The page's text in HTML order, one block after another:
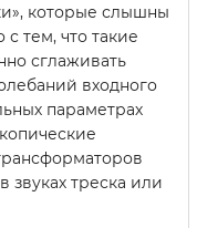
которые слышны
с тем, что такие
сглаживать
входного
параметрах
звуках треска или